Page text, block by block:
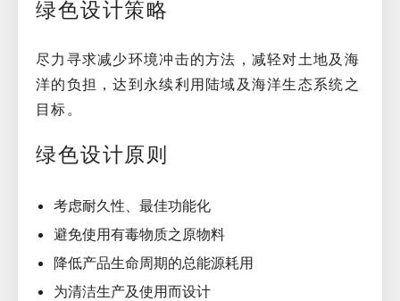
绿色设计策略
尽力寻求减少环境冲击的方法，减轻对土地及海
洋的负担，达到永续利用陆域及海洋生态系统之
目标。
绿色设计原则
考虑耐久性、最佳功能化
避免使用有毒物质之原物料
降低产品生命周期的总能源耗用
为清洁生产及使用而设计